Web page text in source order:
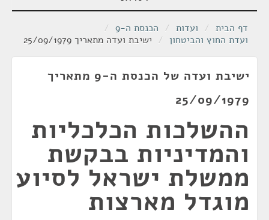
דף הבית / ועדות / הכנסת ה-9
/
ועדת החוץ והביטחון / ישיבת ועדה מתאריך 25/09/1979
ישיבת ועדה של הכנסת ה-9 מתאריך
25/09/1979
ההשלכות הכלכליות
והמדיניות בבקשת
ממשלת ישראל לסיוע
מוגדל מארצות